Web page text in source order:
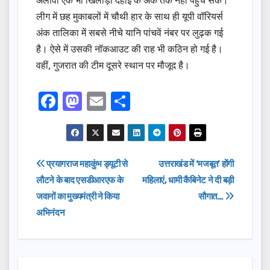
लीग में छह मुकाबलों में चौथी हार के साथ ही यूपी वॉरियर्स
अंक तालिका में सबसे नीचे यानि पांचवें नंबर पर लुढ़क गई
है। ऐसे में उसकी नॉकआउट की राह भी कठिन हो गई है।
वहीं, गुजरात की टीम दूसरे स्थान पर मौजूद है।
F
a
c
e
b
o
o
k
M
a
st
o
d
o
E
m
ail
h
ar
Post
navigation
उत्तराखंड में ‘मजबूत’ होंगी
महिलाएं, धामी कैबिनेट ने दी बड़ी
सौगात…
प्रयागराज महाकुंभ ड्यूटी से
लौटने के बाद एसडीआरएफ के
जवानों का मुख्यमंत्री ने किया
अभिनंदन